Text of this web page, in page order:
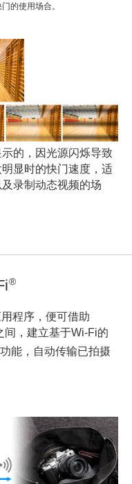
的使用场合。
的，因光源闪烁导致
显时的快门速度，适
录制动态视频的场
®
程序，便可借助
间，建立基于Wi-Fi的
能，自动传输已拍摄